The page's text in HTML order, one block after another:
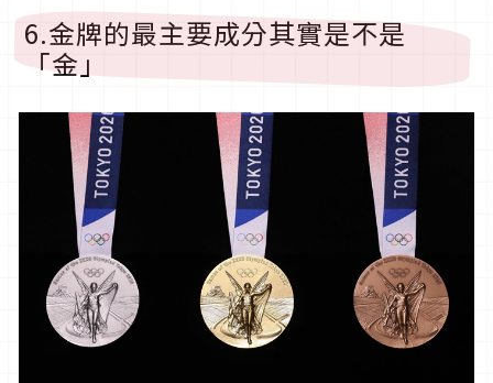
6.金牌的最主要成分其實是不是
「金」